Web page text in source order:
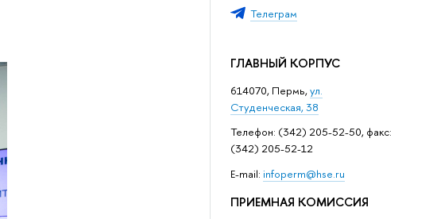
Телеграм
ГЛАВНЫЙ КОРПУС
614070, Пермь,ул.
Студенческая, 38
Телефон: (342) 205-52-50, факс:
(342) 205-52-12
Е-mail: infoperm@hse.ru
ПРИЕМНАЯ КОМИССИЯ